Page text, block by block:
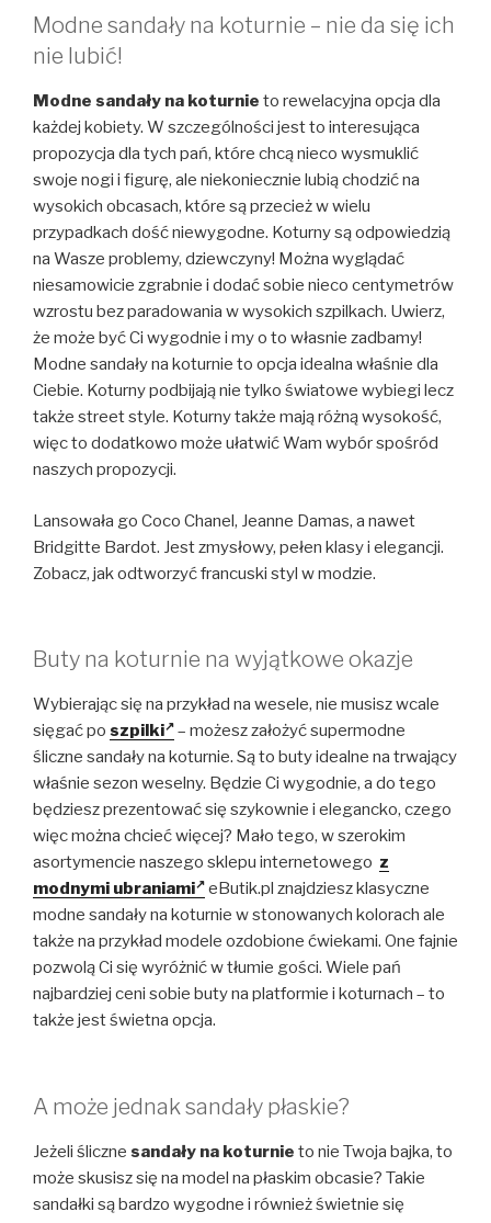
Modne sandały na koturnie – nie da się ich
nie lubić!
Modne sandały na koturnie to rewelacyjna opcja dla
każdej kobiety. W szczególności jest to interesująca
propozycja dla tych pań, które chcą nieco wysmuklić
swoje nogi i figurę, ale niekoniecznie lubią chodzić na
wysokich obcasach, które są przecież w wielu
przypadkach dość niewygodne. Koturny są odpowiedzią
na Wasze problemy, dziewczyny! Można wyglądać
niesamowicie zgrabnie i dodać sobie nieco centymetrów
wzrostu bez paradowania w wysokich szpilkach. Uwierz,
że może być Ci wygodnie i my o to własnie zadbamy!
Modne sandały na koturnie to opcja idealna właśnie dla
Ciebie. Koturny podbijają nie tylko światowe wybiegi lecz
także street style. Koturny także mają różną wysokość,
więc to dodatkowo może ułatwić Wam wybór spośród
naszych propozycji.
Lansowała go Coco Chanel, Jeanne Damas, a nawet
Bridgitte Bardot. Jest zmysłowy, pełen klasy i elegancji.
Zobacz, jak odtworzyć francuski styl w modzie.
Buty na koturnie na wyjątkowe okazje
Wybierając się na przykład na wesele, nie musisz wcale
sięgać po szpilki
– możesz założyć supermodne
śliczne sandały na koturnie. Są to buty idealne na trwający
właśnie sezon weselny. Będzie Ci wygodnie, a do tego
będziesz prezentować się szykownie i elegancko, czego
więc można chcieć więcej? Mało tego, w szerokim
asortymencie naszego sklepu internetowego z
modnymi ubraniami
eButik.pl znajdziesz klasyczne
modne sandały na koturnie w stonowanych kolorach ale
także na przykład modele ozdobione ćwiekami. One fajnie
pozwolą Ci się wyróżnić w tłumie gości. Wiele pań
najbardziej ceni sobie buty na platformie i koturnach – to
także jest świetna opcja.
A może jednak sandały płaskie?
Jeżeli śliczne sandały na koturnie to nie Twoja bajka, to
może skusisz się na model na płaskim obcasie? Takie
sandałki są bardzo wygodne i również świetnie się